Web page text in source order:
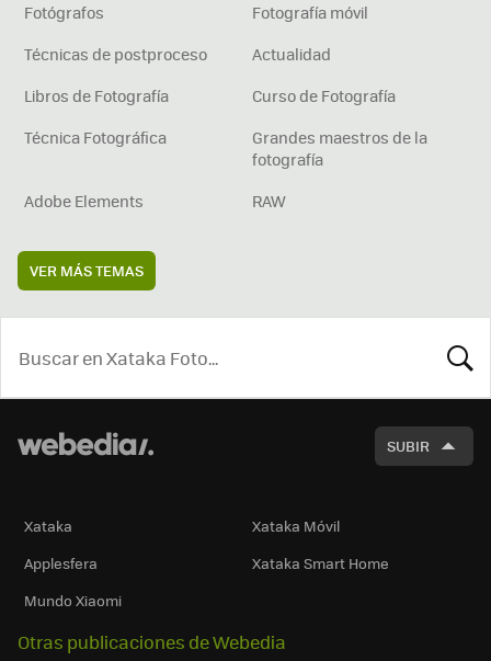
Fotógrafos
Fotografía móvil
Técnicas de postproceso
Actualidad
Libros de Fotografía
Curso de Fotografía
Técnica Fotográfica
Grandes maestros de la
fotografía
Adobe Elements
RAW
VER MÁS TEMAS
SUBIR
Xataka
Xataka Móvil
Applesfera
Xataka Smart Home
Mundo Xiaomi
Otras publicaciones de Webedia